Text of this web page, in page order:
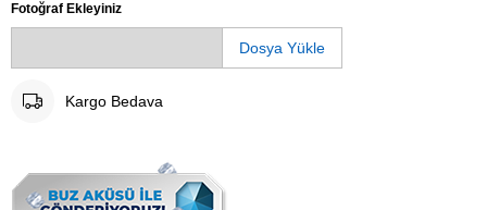
Fotoğraf Ekleyiniz
Dosya Yükle
Kargo Bedava